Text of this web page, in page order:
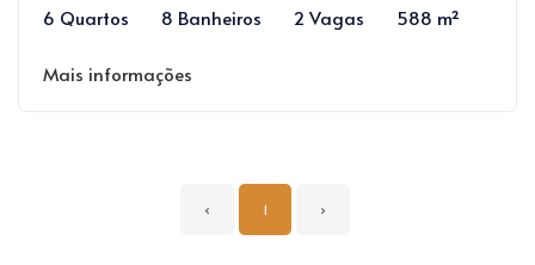
6 Quartos
8 Banheiros 2 Vagas 588 m²
Mais informações
‹ 1 ›